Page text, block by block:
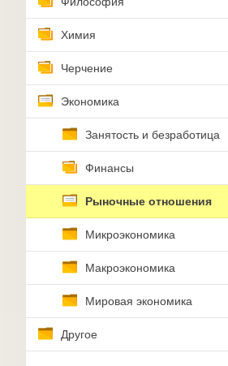
Химия
Черчение
Экономика
Занятость и безработица
Финансы
Рыночные отношения
Микроэкономика
Макроэкономика
Мировая экономика
Другое